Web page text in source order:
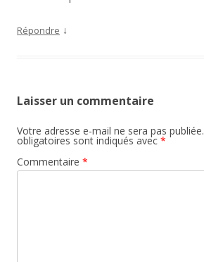
Répondre ↓
Laisser un commentaire
Votre adresse e-mail ne sera pas publiée.
obligatoires sont indiqués avec *
Commentaire *